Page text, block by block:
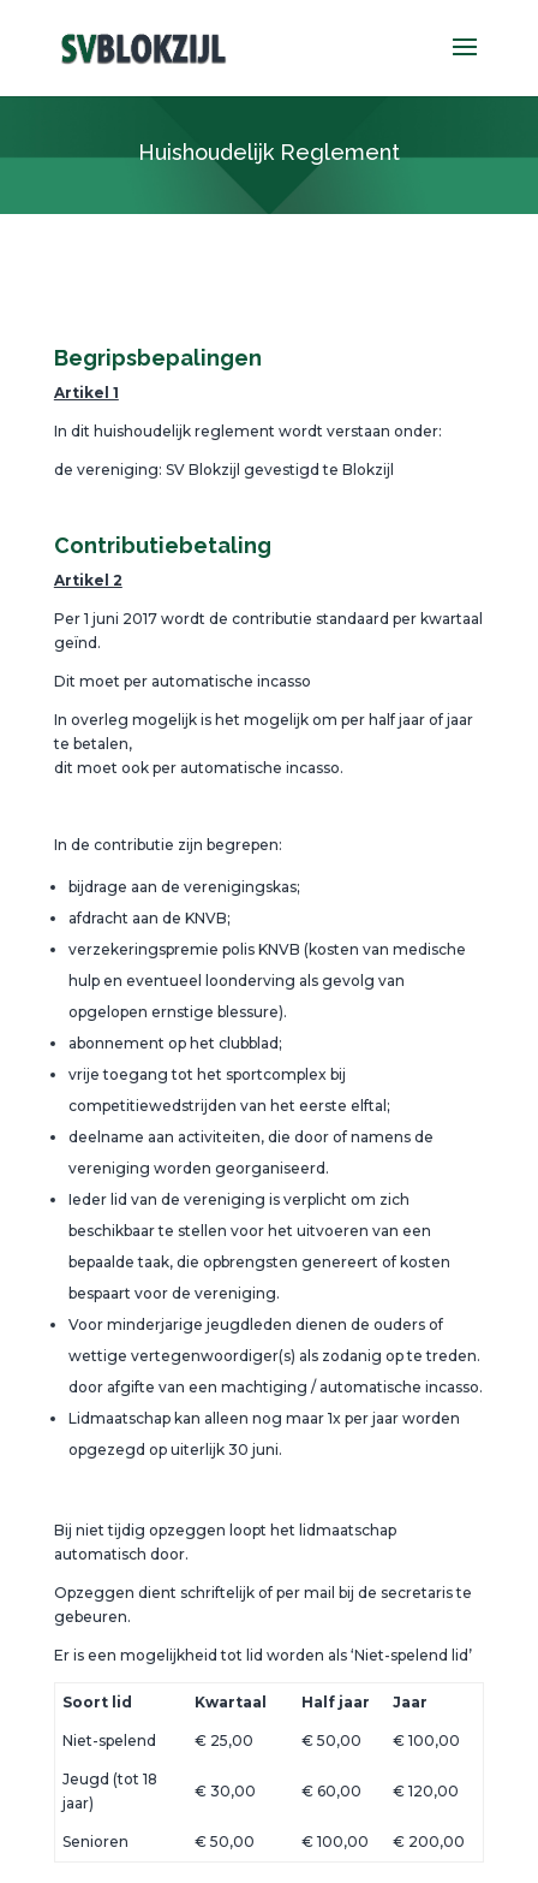
Huishoudelijk Reglement
Begripsbepalingen
Artikel 1
In dit huishoudelijk reglement wordt verstaan onder:
de vereniging: SV Blokzijl gevestigd te Blokzijl
Contributiebetaling
Artikel 2
Per 1 juni 2017 wordt de contributie standaard per kwartaal
geïnd.
Dit moet per automatische incasso
In overleg mogelijk is het mogelijk om per half jaar of jaar
te betalen,
dit moet ook per automatische incasso.
In de contributie zijn begrepen:
bijdrage aan de verenigingskas;
afdracht aan de KNVB;
verzekeringspremie polis KNVB (kosten van medische
hulp en eventueel loonderving als gevolg van
opgelopen ernstige blessure).
abonnement op het clubblad;
vrije toegang tot het sportcomplex bij
competitiewedstrijden van het eerste elftal;
deelname aan activiteiten, die door of namens de
vereniging worden georganiseerd.
Ieder lid van de vereniging is verplicht om zich
beschikbaar te stellen voor het uitvoeren van een
bepaalde taak, die opbrengsten genereert of kosten
bespaart voor de vereniging.
Voor minderjarige jeugdleden dienen de ouders of
wettige vertegenwoordiger(s) als zodanig op te treden.
door afgifte van een machtiging / automatische incasso.
Lidmaatschap kan alleen nog maar 1x per jaar worden
opgezegd op uiterlijk 30 juni.
Bij niet tijdig opzeggen loopt het lidmaatschap
automatisch door.
Opzeggen dient schriftelijk of per mail bij de secretaris te
gebeuren.
Er is een mogelijkheid tot lid worden als ‘Niet-spelend lid’
Soort lid Kwartaal Half jaar Jaar
Niet-spelend € 25,00 € 50,00 € 100,00
Jeugd (tot 18
jaar)
€ 30,00 € 60,00 € 120,00
Senioren € 50,00 € 100,00 € 200,00